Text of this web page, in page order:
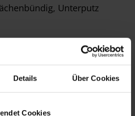
Details Über Cookies
Cookies
Unterputz